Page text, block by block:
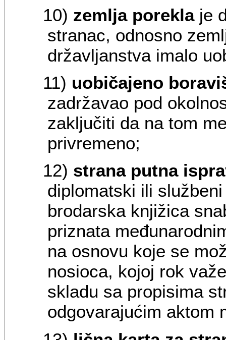
10) zemlja porekla je
stranac, odnosno
državljanstva imalo
11) uobičajeno
zadržavao pod
zaključiti da na tom
privremeno;
12) strana putna
diplomatski ili
brodarska knjižica
priznata
na osnovu koje se
nosioca, kojoj rok
skladu sa propisima
odgovarajućim aktom